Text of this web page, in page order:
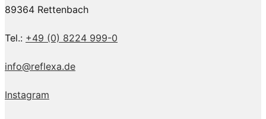
89364 Rettenbach
Tel.: +49 (0) 8224 999-0
info@reflexa.de
Instagram